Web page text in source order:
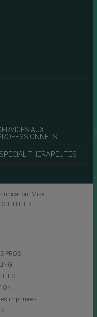
AUX
SPECIAL THERAPEUTES
. Mise
.
PROS
imprimées